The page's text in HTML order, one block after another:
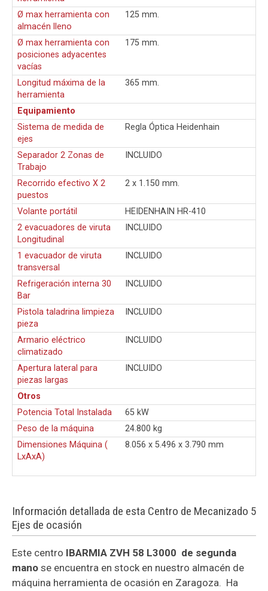
Ø max herramienta con
almacén lleno
125 mm.
Ø max herramienta con
posiciones adyacentes
vacías
175 mm.
Longitud máxima de la
herramienta
365 mm.
Equipamiento
Sistema de medida de
ejes
Regla Óptica Heidenhain
Separador 2 Zonas de
Trabajo
INCLUIDO
Recorrido efectivo X 2
puestos
2 x 1.150 mm.
Volante portátil
HEIDENHAIN HR-410
2 evacuadores de viruta
Longitudinal
INCLUIDO
1 evacuador de viruta
transversal
INCLUIDO
Refrigeración interna 30
Bar
INCLUIDO
Pistola taladrina limpieza
pieza
INCLUIDO
Armario eléctrico
climatizado
INCLUIDO
Apertura lateral para
piezas largas
INCLUIDO
Otros
Potencia Total Instalada
65 kW
Peso de la máquina
24.800 kg
Dimensiones Máquina (
LxAxA)
8.056 x 5.496 x 3.790 mm
Información detallada de esta Centro de Mecanizado 5
Ejes de ocasión
Este centro IBARMIA ZVH 58 L3000 de segunda
mano se encuentra en stock en nuestro almacén de
máquina herramienta de ocasión en Zaragoza. Ha